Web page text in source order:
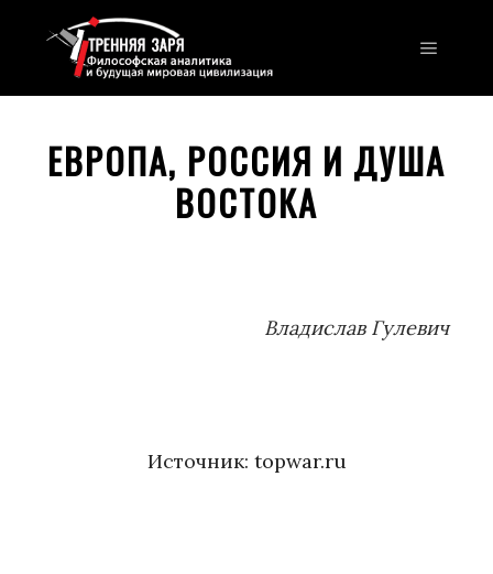
ЕВРОПА, РОССИЯ И ДУША
ВОСТОКА
Владислав Гулевич
Источник: topwar.ru